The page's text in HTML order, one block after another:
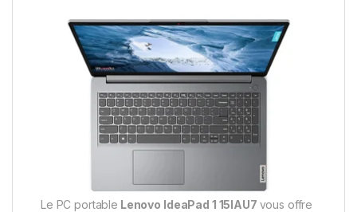
Le PC portable Lenovo IdeaPad 1 15IAU7 vous offre